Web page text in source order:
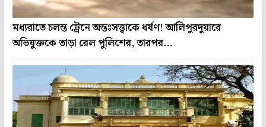
মধ্যরাতে চলন্ত ট্রেনে অন্তঃসত্ত্বাকে ধর্ষণ! আলিপুরদুয়ারে
অভিযুক্তকে তাড়া রেল পুলিশের, তারপর...